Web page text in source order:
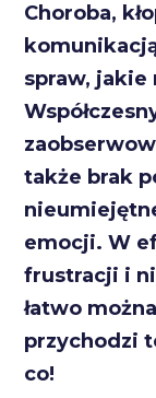
Choroba,
spraw, jakie
także brak
emocji. W
frustracji i
łatwo
przychodzi
co!